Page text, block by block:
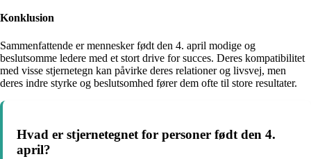
Konklusion
Sammenfattende er mennesker født den 4. april modige og
beslutsomme ledere med et stort drive for succes. Deres kompatibilitet
med visse stjernetegn kan påvirke deres relationer og livsvej, men
deres indre styrke og beslutsomhed fører dem ofte til store resultater.
Hvad er stjernetegnet for personer født den 4.
april?